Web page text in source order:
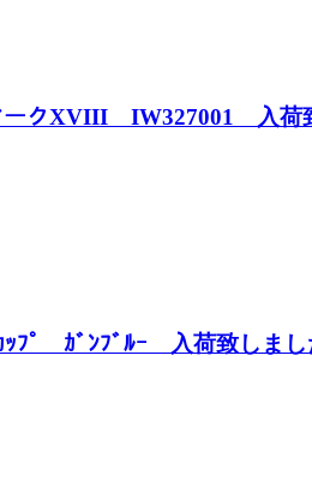
クXVIII IW327001 入荷
ﾌﾟ ｶﾞﾝﾌﾞﾙｰ 入荷致しまし